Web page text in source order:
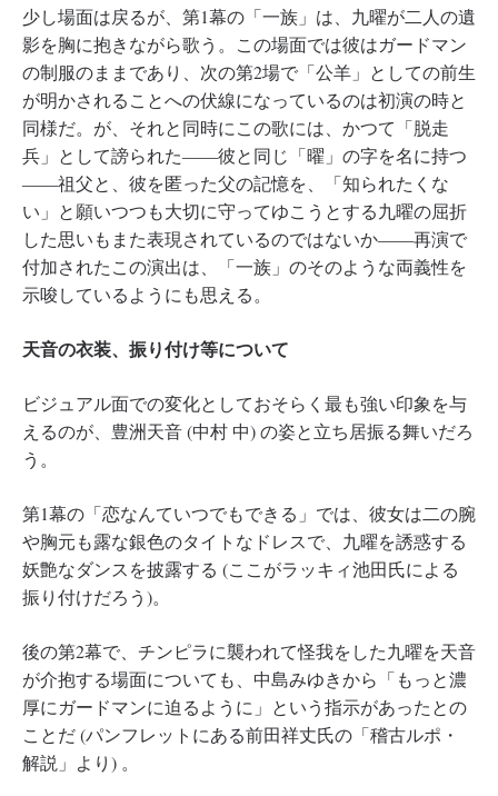
少し場面は戻るが、第1幕の「一族」は、九曜が二人の遺
影を胸に抱きながら歌う。この場面では彼はガードマン
の制服のままであり、次の第2場で「公羊」としての前生
が明かされることへの伏線になっているのは初演の時と
同様だ。が、それと同時にこの歌には、かつて「脱走
兵」として謗られた――彼と同じ「曜」の字を名に持つ
――祖父と、彼を匿った父の記憶を、「知られたくな
い」と願いつつも大切に守ってゆこうとする九曜の屈折
した思いもまた表現されているのではないか――再演で
付加されたこの演出は、「一族」のそのような両義性を
示唆しているようにも思える。
天音の衣装、振り付け等について
ビジュアル面での変化としておそらく最も強い印象を与
えるのが、豊洲天音 (中村 中) の姿と立ち居振る舞いだろ
う。
第1幕の「恋なんていつでもできる」では、彼女は二の腕
や胸元も露な銀色のタイトなドレスで、九曜を誘惑する
妖艶なダンスを披露する (ここがラッキィ池田氏による
振り付けだろう)。
後の第2幕で、チンピラに襲われて怪我をした九曜を天音
が介抱する場面についても、中島みゆきから「もっと濃
厚にガードマンに迫るように」という指示があったとの
ことだ (パンフレットにある前田祥丈氏の「稽古ルポ・
解説」より) 。